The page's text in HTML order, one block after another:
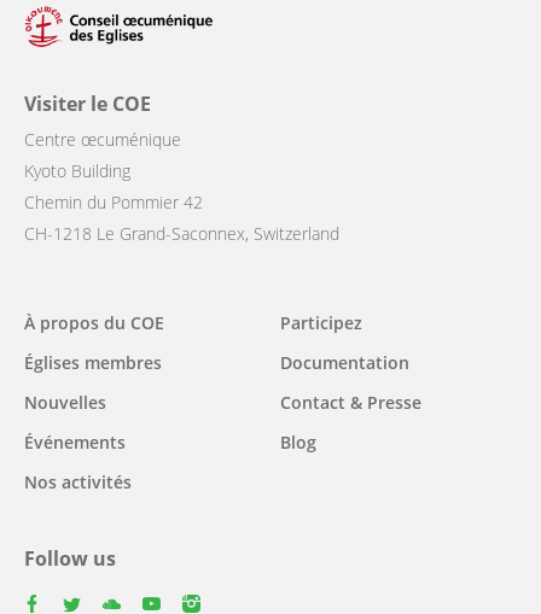
Visiter le COE
Centre œcuménique
Kyoto Building
Chemin du Pommier 42
CH-1218 Le Grand-Saconnex, Switzerland
Main
navigation
À propos du COE
Églises membres
Nouvelles
Événements
Nos activités
Participez
Documentation
Contact & Presse
Blog
Follow us